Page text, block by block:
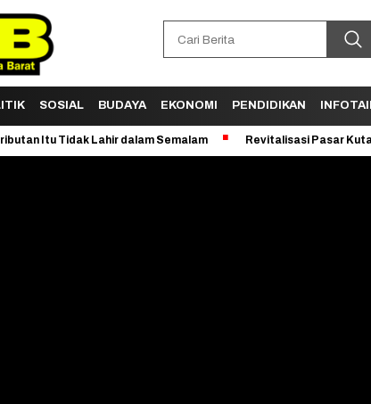
SOSIAL BUDAYA EKONOMI PENDIDIKAN
Tidak Lahir dalam Semalam Revitalisasi Pasar Kuta